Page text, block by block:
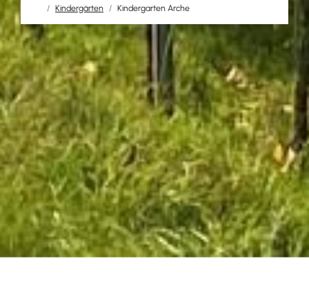
Kindergärten
Kindergarten Arche